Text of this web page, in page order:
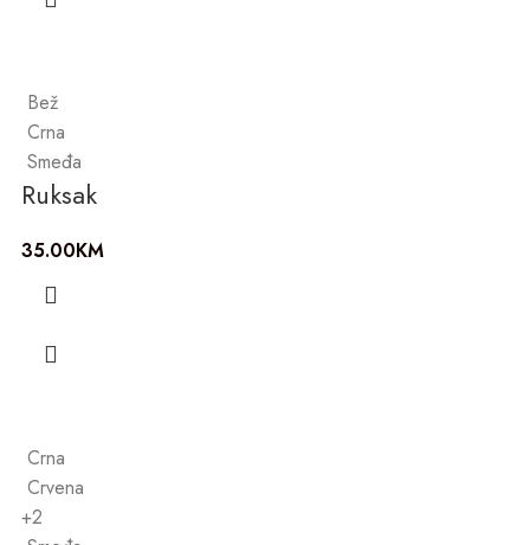
Bež
Crna
Smeđa
Ruksak
35.00KM
Crna
Crvena
+2